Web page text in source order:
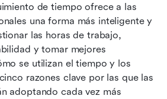
de tiempo ofrece a las
una forma más inteligente y
las horas de trabajo,
y tomar mejores
se utilizan el tiempo y los
razones clave por las que las
adoptando cada vez más